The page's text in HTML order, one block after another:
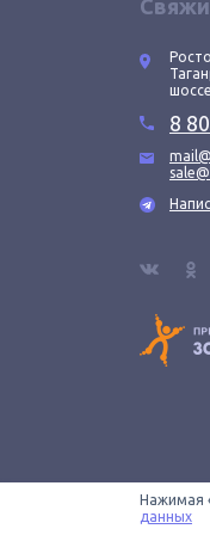
8
Все
Нажимая
данных